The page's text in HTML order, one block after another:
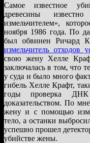
Самое известное
древесины
измельчителем»,
ноября 1986 года. По
был обвинен Ричард
измельчитель отходов
свою жену Хелле
заключалась в том, что
у суда и было много
гибель Хелле Крафт,
годы проверка ДНК
доказательством. По
жену и с помощью
тело, а останки
успешно прошел
убийстве жены.